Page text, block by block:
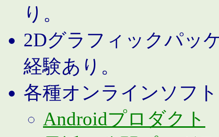
り。
2Dグラフィックパッ
経験あり。
各種オンラインソフ
Androidプロダクト